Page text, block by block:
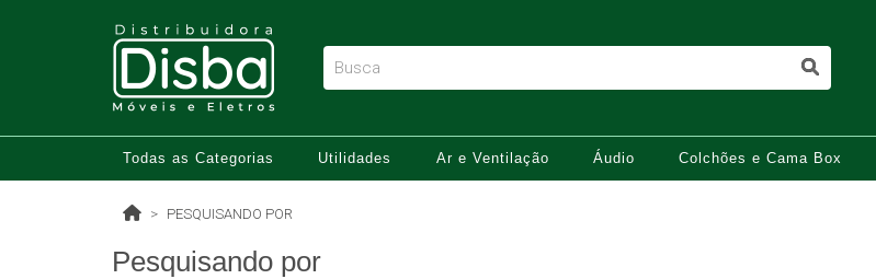
Todas as Categorias Utilidades Ar e Ventilação Áudio Colchões e Cama Box
PESQUISANDO POR
Pesquisando por